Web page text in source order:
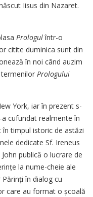
Iisus din Nazaret.
Prologulîntr-o
citite duminica sunt din
în noi când auzim
termenilor Prologului
York, iar în prezent s-
cufundat realmente în
timpul istoric de astăzi
dedicate Sf. Ireneus
publică o lucrare de
la nume-cheie ale
în dialog cu
care au format o școală